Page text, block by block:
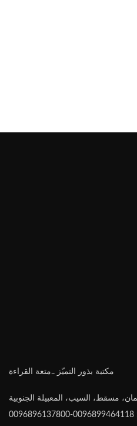
مكتبة بذور التميّز ..متعة القراءة
مسقط، السيب، المعبيلة الجنوبية